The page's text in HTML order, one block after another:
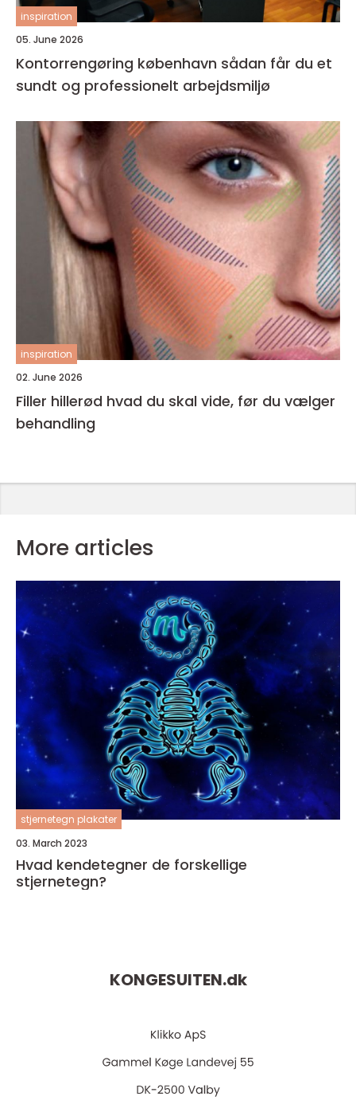
inspiration
05. June 2026
Kontorrengøring københavn sådan får du et
sundt og professionelt arbejdsmiljø
inspiration
02. June 2026
Filler hillerød hvad du skal vide, før du vælger
behandling
More articles
stjernetegn plakater
03. March 2023
Hvad kendetegner de forskellige
stjernetegn?
KONGESUITEN.dk